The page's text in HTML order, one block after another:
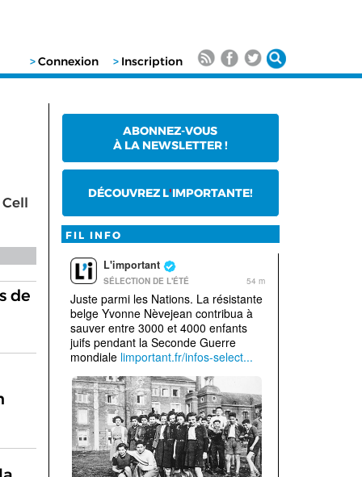
>Connexion > Inscription
de
ABONNEZ-VOUS
À LA NEWSLETTER !
DÉCOUVREZ L'IMPORTANTE!
FIL INFO